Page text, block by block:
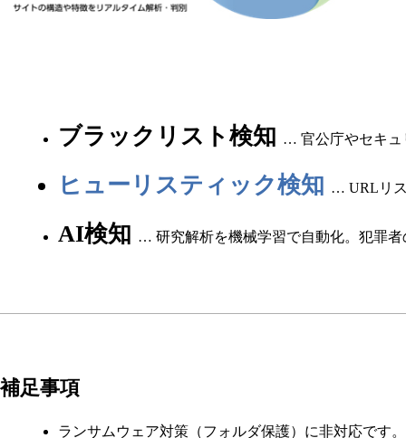
ブラックリスト検知 … 官公庁やセキュ
ヒューリスティック検知 … URLリ
AI検知 … 研究解析を機械学習で自動化。犯罪
補足事項
ランサムウェア対策（フォルダ保護）に非対応です。